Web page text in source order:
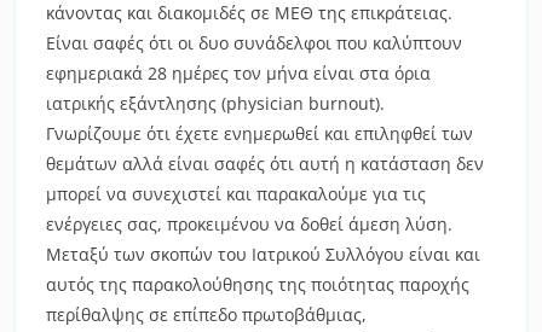
κάνοντας και διακομιδές σε ΜΕΘ της επικράτειας.
Είναι σαφές ότι οι δυο συνάδελφοι που καλύπτουν
εφημεριακά 28 ημέρες τον μήνα είναι στα όρια
ιατρικής εξάντλησης (physician burnout).
Γνωρίζουμε ότι έχετε ενημερωθεί και επιληφθεί των
θεμάτων αλλά είναι σαφές ότι αυτή η κατάσταση δεν
μπορεί να συνεχιστεί και παρακαλούμε για τις
ενέργειες σας, προκειμένου να δοθεί άμεση λύση.
Μεταξύ των σκοπών του Ιατρικού Συλλόγου είναι και
αυτός της παρακολούθησης της ποιότητας παροχής
περίθαλψης σε επίπεδο πρωτοβάθμιας,